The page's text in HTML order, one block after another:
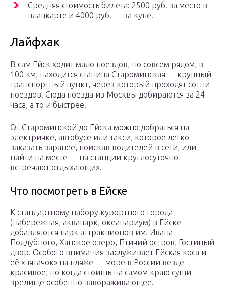
Средняя стоимость билета: 2500 руб. за место в
плацкарте и 4000 руб. — за купе.
Лайфхак
В сам Ейск ходит мало поездов, но совсем рядом, в
100 км, находится станица Староминская — крупный
транспортный пункт, через который проходят сотни
поездов. Сюда поезда из Москвы добираются за 24
часа, а то и быстрее.
От Староминской до Ейска можно добраться на
электричке, автобусе или такси, которое легко
заказать заранее, поискав водителей в сети, или
найти на месте — на станции круглосуточно
встречают отдыхающих.
Что посмотреть в Ейске
К стандартному набору курортного города
(набережная, аквапарк, океанариум) в Ейске
добавляются парк аттракционов им. Ивана
Поддубного, Ханское озеро, Птичий остров, Гостиный
двор. Особого внимания заслуживает Ейская коса и
её «пятачок» на пляже — море в России везде
красивое, но когда стоишь на самом краю суши
зрелище особенно завораживающее.